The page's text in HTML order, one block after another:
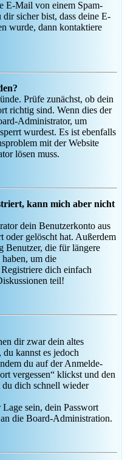
E-Mail von einem Spam-
sicher bist, dass deine E-
wurde, dann kontaktiere
Prüfe zunächst, ob dein
richtig sind. Wenn dies der
Administrator, um
wurdest. Es ist ebenfalls
mit der Website
lösen muss.
kann mich aber nicht
dein Benutzerkonto aus
oder gelöscht hat. Außerdem
Benutzer, die für längere
um die
dich einfach
teil!
dir zwar dein altes
kannst es jedoch
du auf der Anmelde-
vergessen“ klickst und den
dich schnell wieder
sein, dein Passwort
die Board-Administration.